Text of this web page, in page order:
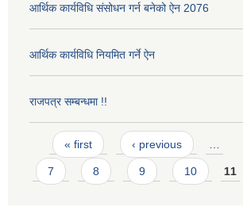
आर्थिक कार्यविधि संसोधन गर्न बनेको ऐन 2076
आर्थिक कार्यविधि नियमित गर्ने ऐन
राजपत्र सम्बन्धमा !!
Pages
« first ‹ previous …
7 8 9 10 11